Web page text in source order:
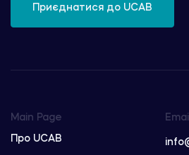
Приєднатися до UCAB
Main Page
Про UCAB
Email